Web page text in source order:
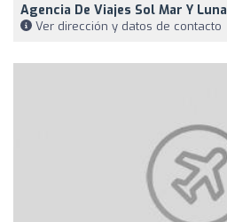
Agencia De Viajes Sol Mar Y Luna
Ver dirección y datos de contacto